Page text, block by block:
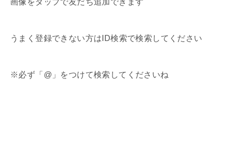
画像をタップで友だち追加できます
うまく登録できない方はID検索で検索してください
※必ず「@」をつけて検索してくださいね